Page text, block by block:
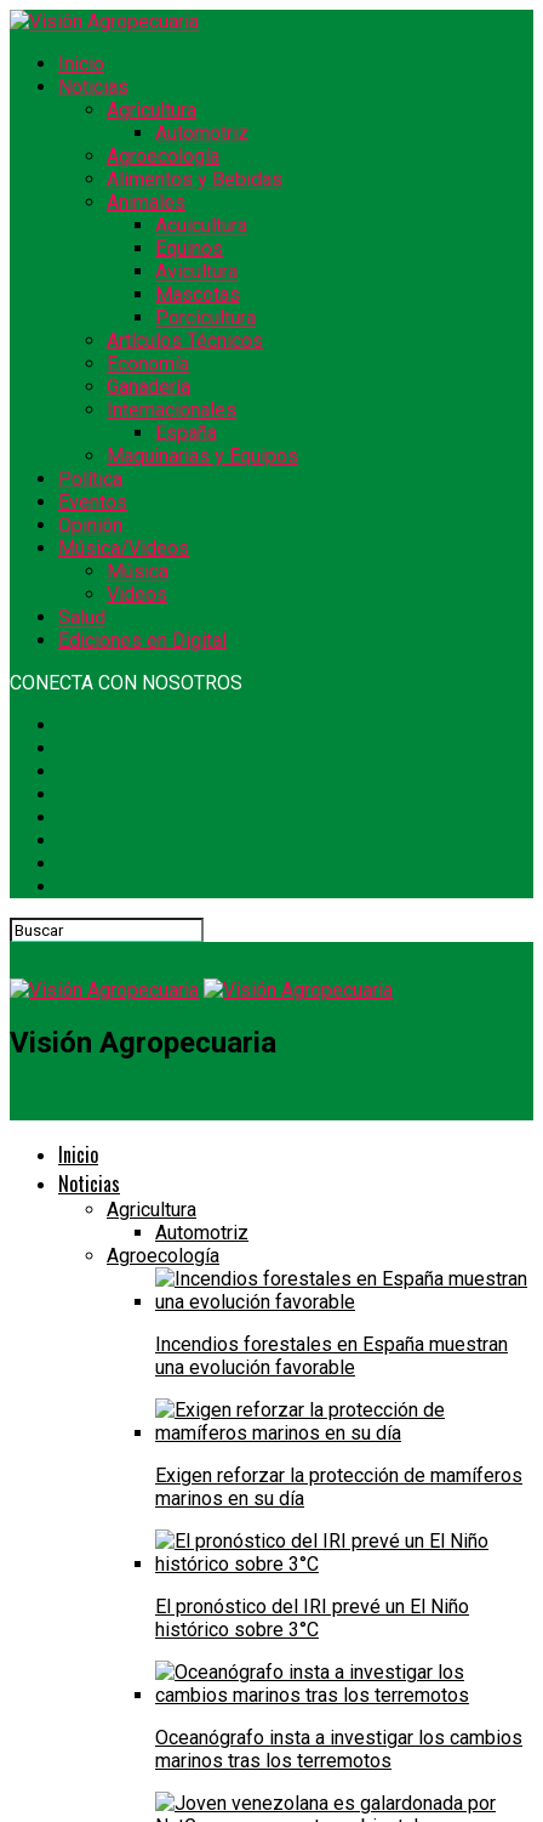
Inicio
Noticias
Agricultura
Automotriz
Agroecología
Alimentos y Bebidas
Animales
Acuicultura
Equinos
Avicultura
Mascotas
Porcicultura
Artículos Técnicos
Economía
Ganadería
Internacionales
España
Maquinarias y Equipos
Política
Eventos
Opinión
Música/Videos
Música
Videos
Salud
Ediciones en Digital
CONECTA CON NOSOTROS
Visión Agropecuaria
Inicio
Noticias
Agricultura
Automotriz
Agroecología
Incendios forestales en España muestran
una evolución favorable
Exigen reforzar la protección de mamíferos
marinos en su día
El pronóstico del IRI prevé un El Niño
histórico sobre 3°C
Oceanógrafo insta a investigar los cambios
marinos tras los terremotos